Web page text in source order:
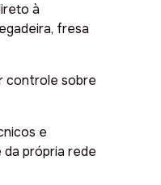
à
fresa
controle sobre
e
própria rede